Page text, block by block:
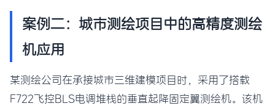
案例二：城市测绘项目中的高精度测绘
机应用
某测绘公司在承接城市三维建模项目时，采用了搭载
F722飞控BLS电调堆栈的垂直起降固定翼测绘机。该机